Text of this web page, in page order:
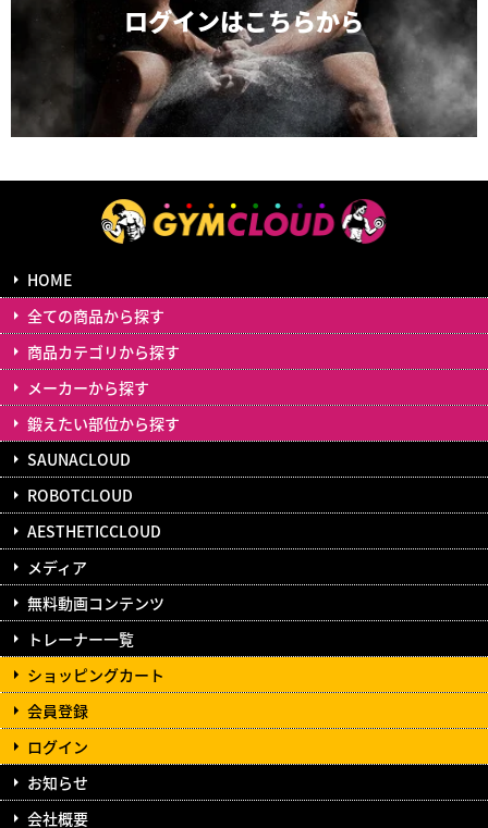
ログインはこちらから
HOME
全ての商品から探す
商品カテゴリから探す
メーカーから探す
鍛えたい部位から探す
SAUNACLOUD
ROBOTCLOUD
AESTHETICCLOUD
メディア
無料動画コンテンツ
トレーナー一覧
ショッピングカート
会員登録
ログイン
お知らせ
会社概要